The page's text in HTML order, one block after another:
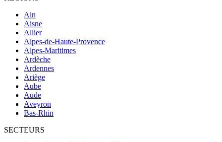
Ain
Aisne
Allier
Alpes-de-Haute-Provence
Alpes-Maritimes
Ardèche
Ardennes
Ariège
Aube
Aude
Aveyron
Bas-Rhin
SECTEURS